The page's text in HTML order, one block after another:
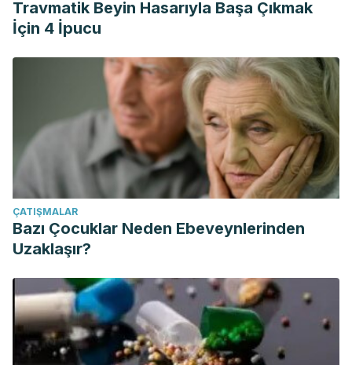
Travmatik Beyin Hasarıyla Başa Çıkmak
İçin 4 İpucu
ÇATIŞMALAR
Bazı Çocuklar Neden Ebeveynlerinden
Uzaklaşır?